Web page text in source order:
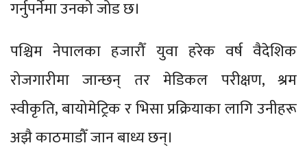
गर्नुपर्नेमा उनको जोड छ।
पश्चिम नेपालका हजारौँ युवा हरेक वर्ष वैदेशिक
रोजगारीमा जान्छन् तर मेडिकल परीक्षण, श्रम
स्वीकृति, बायोमेट्रिक र भिसा प्रक्रियाका लागि उनीहरू
अझै काठमाडौँ जान बाध्य छन्।